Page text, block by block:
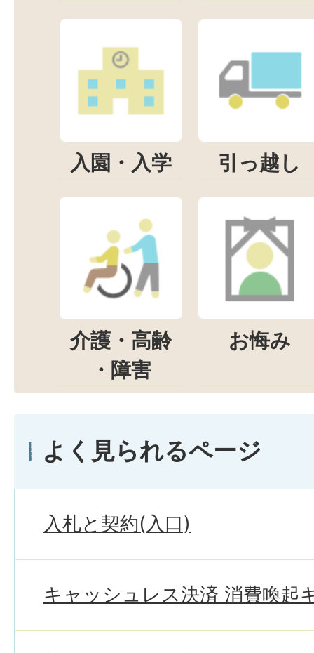
入園・入学 引っ越し
介護・高齢
・障害
お悔み
よく見られるページ
入札と契約(入口)
キャッシュレス決済 消費喚起